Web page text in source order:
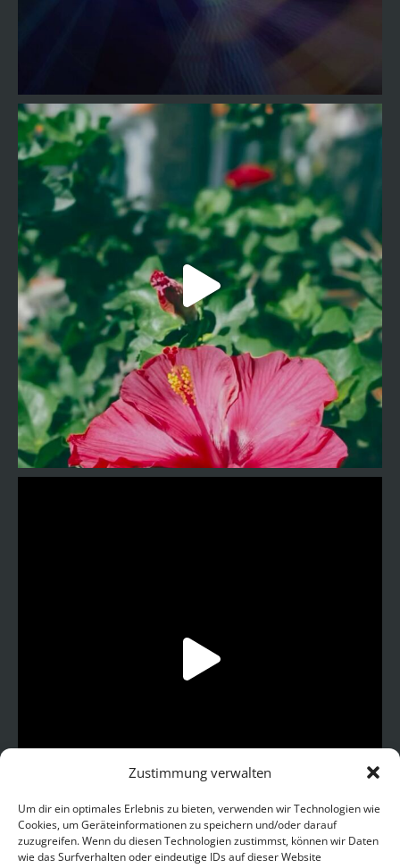
Zustimmung verwalten
Um dir ein optimales Erlebnis zu bieten, verwenden wir Technologien wie
Cookies, um Geräteinformationen zu speichern und/oder darauf
zuzugreifen. Wenn du diesen Technologien zustimmst, können wir Daten
wie das Surfverhalten oder eindeutige IDs auf dieser Website